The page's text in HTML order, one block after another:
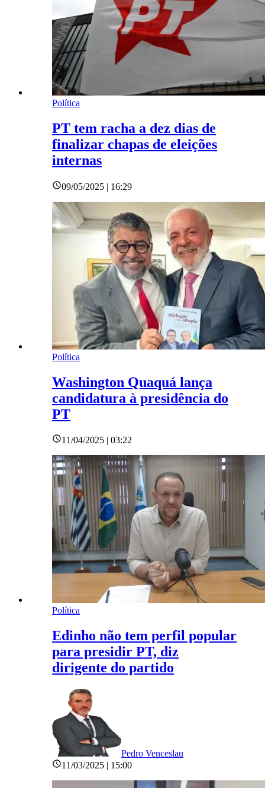
Política
PT tem racha a dez dias de
finalizar chapas de eleições
internas
09/05/2025 | 16:29
Política
Washington Quaquá lança
candidatura à presidência do
PT
11/04/2025 | 03:22
Política
Edinho não tem perfil popular
para presidir PT, diz
dirigente do partido
Pedro Venceslau
11/03/2025 | 15:00